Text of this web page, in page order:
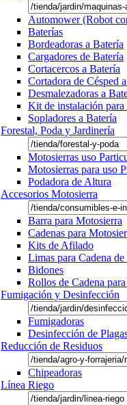
Automower (Robot
Baterías
Bordeadoras a Batería
Cargadores de Batería
Cortacercos a Batería
Cortadora de Césped
Desmalezadoras a
Kit de instalación
Sopladores a Batería
Forestal, Poda y Jardinería
Motosierras uso
Motosierras para uso
Podadora de Altura
Accesorios Motosierra
Barra para Motosierra
Cadenas para
Kits de Afilado
Limas para Cadena
Bidones
Rollos de Cadena
Fumigación y Desinfección
Fumigadoras
Desinfección de
Reducción de Residuos
Chipeadoras
Línea Riego